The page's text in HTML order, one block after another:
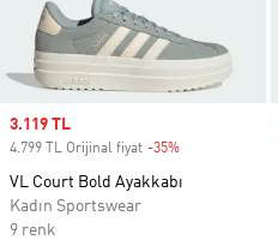
Sale price
3.119 TL
4.799 TL Orijinal fiyat -35%
VL Court Bold Ayakkabı
Kadın Sportswear
9 renk